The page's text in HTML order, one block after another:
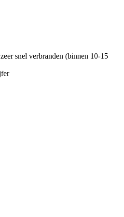
snel verbranden (binnen 10-15